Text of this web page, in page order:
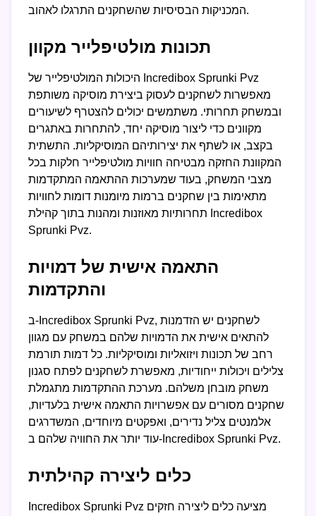
המכניקות הבסיסיות שהשחקנים התרגלו לאהוב.
תכונות מולטיפלייר מקוון
היכולות המולטיפלייר של Incredibox Sprunki Pvz
מאפשרות לשחקנים לעסוק ביצירת מוסיקה משותפת
ובמשחק תחרותי. משתמשים יכולים להצטרף לשיעורים
מקוונים כדי ליצור מוסיקה יחד, להתחרות באתגרים
בקצב, או לשתף את יצירותיהם המוסיקליות. התשתית
המקוונת החזקה מבטיחה חוויות מולטיפלייר חלקות בכל
מצבי המשחק, בעוד שמערכות ההתאמה המתקדמות
מתאימות בין שחקנים ברמות מיומנות דומות לחוויות
תחרותיות מאוזנות ומהנות בתוך קהילת Incredibox
Sprunki Pvz.
התאמה אישית של דמויות
והתקדמות
ב-Incredibox Sprunki Pvz, לשחקנים יש הזדמנות
להתאים אישית את הדמויות שלהם במשחק עם מגוון
רחב של תכונות ויזואליות ומוסיקליות. כל דמות תורמת
צלילים ויכולות ייחודיות, מאפשרת לשחקנים לפתח סגנון
משחק מובחן משלהם. מערכת ההתקדמות מתגמלת
שחקנים מסורים עם אפשרויות התאמה אישית בלעדיות,
אלמנטים צליל נדירים, ואפקטים מיוחדים, המשדרגים
עוד יותר את החוויה שלהם ב-Incredibox Sprunki Pvz.
כלים ליצירה קהילתית
Incredibox Sprunki Pvz מציעה כלים ליצירה חזקים